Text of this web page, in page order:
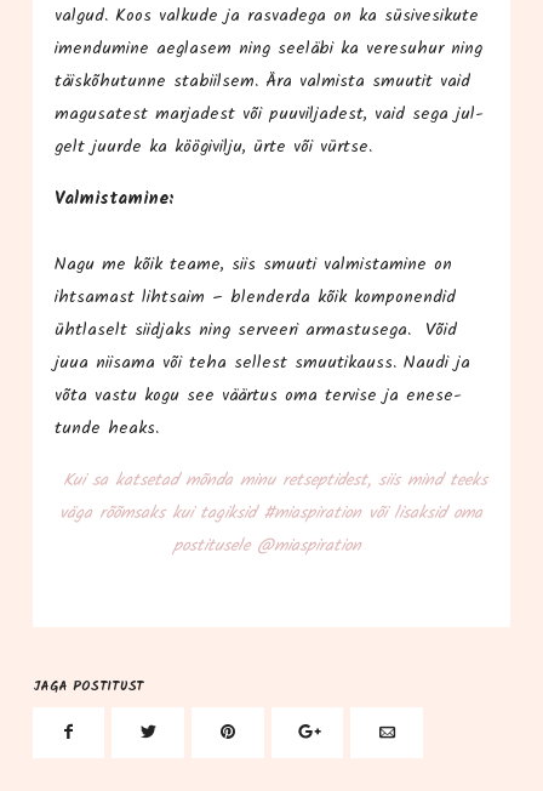
val­gud. Koos val­ku­de ja ras­va­de­ga on ka süsi­ve­si­ku­te
imen­du­mi­ne aeg­lasem ning see­lä­bi ka vere­su­hur ning
täis­kõ­hu­tun­ne sta­biil­sem. Ära val­mis­ta smuu­tit vaid
magu­satest mar­ja­dest või puu­vil­ja­dest, vaid sega jul­
gelt juur­de ka köö­gi­vil­ju, ürte või vürtse.
Val­mis­ta­mi­ne:
Nagu me kõik teame, siis smuu­ti val­mis­ta­mi­ne on
iht­sa­mast liht­saim – blen­der­da kõik kom­po­nen­did
üht­la­selt siid­jaks ning ser­vee­ri armas­tu­se­ga. Võid
juua nii­sa­ma või teha sel­lest smuu­ti­kauss. Nau­di ja
võta vas­tu kogu see väär­tus oma ter­vi­se ja ene­se­
tun­de heaks.
Kui sa kat­se­tad mõn­da minu ret­sep­ti­dest, siis mind teeks
väga rõõm­saks kui tagik­sid #mias­pi­ra­tion või lisak­sid oma
pos­ti­tu­se­le @miaspiration
JAGA POSTITUST